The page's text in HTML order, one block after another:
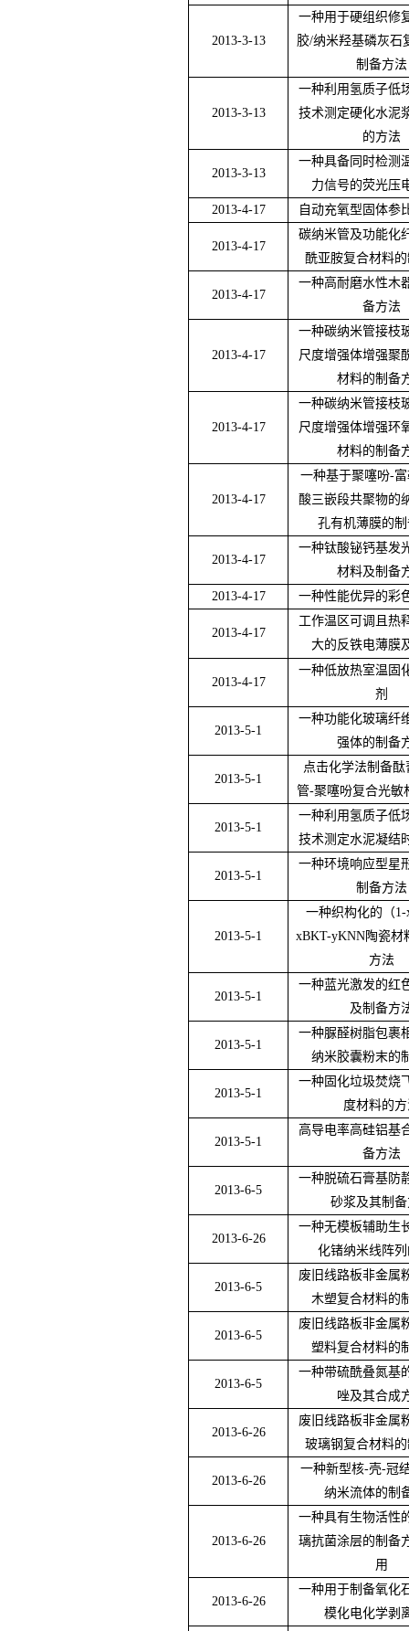
2013-3-13
一种用于硬组织修
胶/纳米羟基磷灰石
制备方法
2013-3-13
一种利用氢质子低
技术测定硬化水泥
的方法
2013-3-13
一种具备同时检测
力信号的荧光压
2013-4-17
自动充氧型固体参
2013-4-17
碳纳米管及功能化
酰亚胺复合材料
2013-4-17
一种高耐磨水性木
备方法
2013-4-17
一种碳纳米管接枝
尺度增强体增强聚
材料的制备
2013-4-17
一种碳纳米管接枝
尺度增强体增强环
材料的制备
2013-4-17
一种基于聚噻吩-
酸三嵌段共聚物的
孔有机薄膜的
2013-4-17
一种钛酸铋钙基发
材料及制备
2013-4-17
一种性能优异的彩
2013-4-17
工作温区可调且热
大的反铁电薄膜
2013-4-17
一种低放热室温固
剂
2013-5-1
一种功能化玻璃纤
强体的制备
2013-5-1
点击化学法制备酞
管-聚噻吩复合光敏
2013-5-1
一种利用氢质子低
技术测定水泥凝结
2013-5-1
一种环境响应型星
制备方法
2013-5-1
一种织构化的（
xBKT-yKNN陶瓷材
方法
2013-5-1
一种蓝光激发的红
及制备方
2013-5-1
一种脲醛树脂包裹
纳米胶囊粉末的
2013-5-1
一种固化垃圾焚烧
度材料的
2013-5-1
高导电率高硅铝基
备方法
2013-6-5
一种脱硫石膏基防
砂浆及其制
2013-6-26
一种无模板辅助生
化锗纳米线阵
2013-6-5
废旧线路板非金属
木塑复合材料的
2013-6-5
废旧线路板非金属
塑料复合材料的
2013-6-5
一种带硫酰叠氮基
唑及其合成
2013-6-26
废旧线路板非金属
玻璃钢复合材料
2013-6-26
一种新型核-壳-冠
纳米流体的制
2013-6-26
一种具有生物活性
璃抗菌涂层的制备
用
2013-6-26
一种用于制备氧化
模化电化学剥